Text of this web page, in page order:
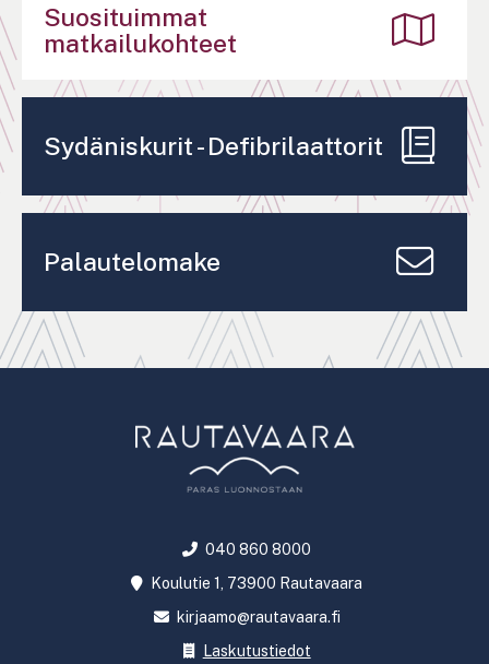
Suosituimmat
matkailukohteet
Sydäniskurit - Defibrilaattorit
Palautelomake
040 860 8000
Koulutie 1, 73900 Rautavaara
kirjaamo@rautavaara.fi
Laskutustiedot